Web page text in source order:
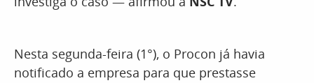
Nesta segunda-feira (1°), o Procon já havia
notificado a empresa para que prestasse